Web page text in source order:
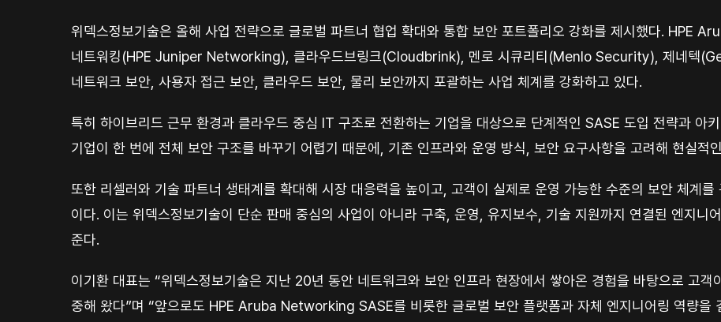
위덱스정보기술은 올해 사업 전략으로 글로벌 파트너 협업 확대와 통합 보안 포트폴리오 강화를 제시했다. HPE
네트워킹(HPE Juniper Networking), 클라우드브링크(Cloudbrink), 멘로 시큐리티(Menlo Security), 제네텍
네트워크 보안, 사용자 접근 보안, 클라우드 보안, 물리 보안까지 포괄하는 사업 체계를 강화하고 있다.
특히 하이브리드 근무 환경과 클라우드 중심 IT 구조로 전환하는 기업을 대상으로 단계적인 SASE 도입 전략과 아
기업이 한 번에 전체 보안 구조를 바꾸기 어렵기 때문에, 기존 인프라와 운영 방식, 보안 요구사항을 고려해 현실적
또한 리셀러와 기술 파트너 생태계를 확대해 시장 대응력을 높이고, 고객이 실제로 운영 가능한 수준의 보안 체계
이다. 이는 위덱스정보기술이 단순 판매 중심의 사업이 아니라 구축, 운영, 유지보수, 기술 지원까지 연결된 엔지니
준다.
이기환 대표는 “위덱스정보기술은 지난 20년 동안 네트워크와 보안 인프라 현장에서 쌓아온 경험을 바탕으로 고
중해 왔다”며 “앞으로도 HPE Aruba Networking SASE를 비롯한 글로벌 보안 플랫폼과 자체 엔지니어링 역량을